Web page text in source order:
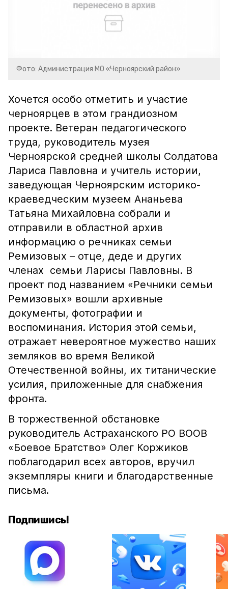
Фото: Администрация МО «Черноярский район»
Хочется особо отметить и участие
черноярцев в этом грандиозном
проекте. Ветеран педагогического
труда, руководитель музея
Черноярской средней школы Солдатова
Лариса Павловна и учитель истории,
заведующая Черноярским историко-
краеведческим музеем Ананьева
Татьяна Михайловна собрали и
отправили в областной архив
информацию о речниках семьи
Ремизовых – отце, деде и других
членах семьи Ларисы Павловны. В
проект под названием «Речники семьи
Ремизовых» вошли архивные
документы, фотографии и
воспоминания. История этой семьи,
отражает невероятное мужество наших
земляков во время Великой
Отечественной войны, их титанические
усилия, приложенные для снабжения
фронта.
В торжественной обстановке
руководитель Астраханского РО ВООВ
«Боевое Братство» Олег Коржиков
поблагодарил всех авторов, вручил
экземпляры книги и благодарственные
письма.
Подпишись!